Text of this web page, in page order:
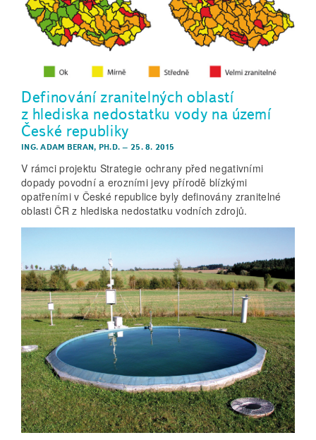
Definování zranitelných oblastí
z hlediska nedostatku vody na území
České republiky
ING. ADAM BERAN, PH.D. –25. 8. 2015
V rámci projektu Strategie ochrany před negativními
dopady povodní a erozními jevy přírodě blízkými
opatřeními v České republice byly definovány zranitelné
oblasti ČR z hlediska nedostatku vodních zdrojů.